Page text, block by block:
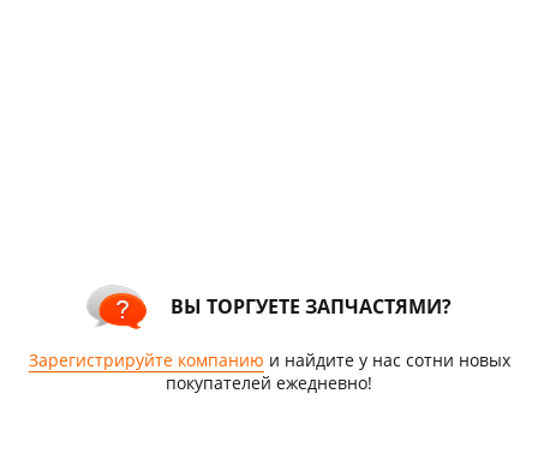
ВЫ ТОРГУЕТЕ ЗАПЧАСТЯМИ?
Зарегистрируйте компанию и найдите у нас сотни новых
покупателей ежедневно!